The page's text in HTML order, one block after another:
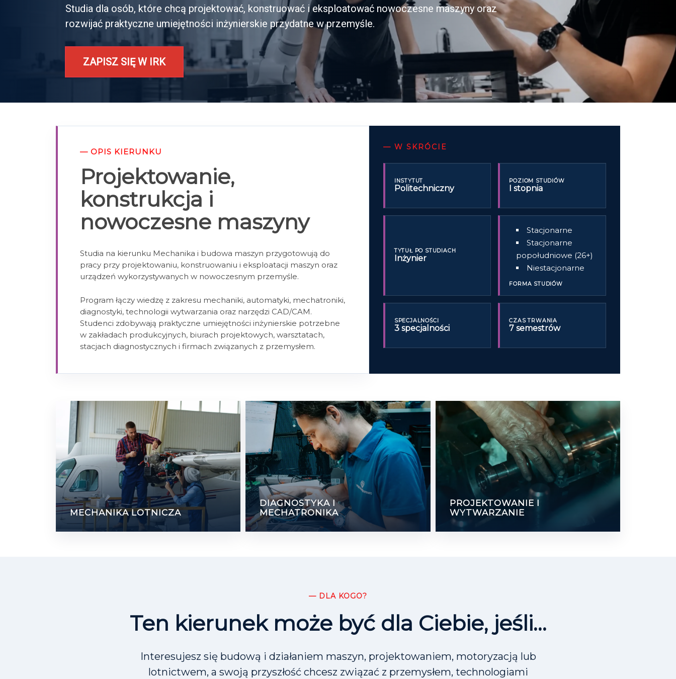
Studia dla osób, które chcą projektować, konstruować i eksploatować nowoczesne maszyny oraz
rozwijać praktyczne umiejętności inżynierskie przydatne w przemyśle.
ZAPISZ SIĘ W IRK
— OPIS KIERUNKU
Projektowanie,
konstrukcja i
nowoczesne maszyny
Studia na kierunku Mechanika i budowa maszyn przygotowują do
pracy przy projektowaniu, konstruowaniu i eksploatacji maszyn oraz
urządzeń wykorzystywanych w nowoczesnym przemyśle.
Program łączy wiedzę z zakresu mechaniki, automatyki, mechatroniki,
diagnostyki, technologii wytwarzania oraz narzędzi CAD/CAM.
Studenci zdobywają praktyczne umiejętności inżynierskie potrzebne
w zakładach produkcyjnych, biurach projektowych, warsztatach,
stacjach diagnostycznych i firmach związanych z przemysłem.
— W SKRÓCIE
INSTYTUT
Politechniczny
POZIOM STUDIÓW
I stopnia
TYTUŁ PO STUDIACH
Inżynier
FORMA STUDIÓW
Stacjonarne
Stacjonarne
popołudniowe (26+)
Niestacjonarne
SPECJALNOŚCI
3 specjalności
CZAS TRWANIA
7 semestrów
MECHANIKA LOTNICZA
DIAGNOSTYKA I
MECHATRONIKA
PROJEKTOWANIE I
WYTWARZANIE
— DLA KOGO?
Ten kierunek może być dla Ciebie, jeśli…
Interesujesz się budową i działaniem maszyn, projektowaniem, motoryzacją lub
lotnictwem, a swoją przyszłość chcesz związać z przemysłem, technologiami